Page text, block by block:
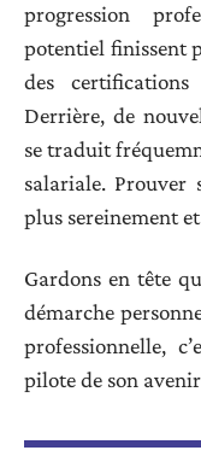
progression
potentiel finissent
des
Derrière, de
se traduit
salariale. Prouver
plus sereinement
Gardons en tête
démarche
professionnelle,
pilote de son